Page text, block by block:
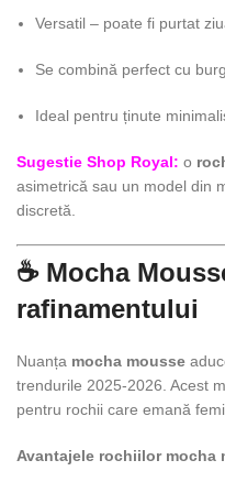
Versatil – poate fi purtat
Se combină perfect cu
Ideal pentru ținute
Sugestie Shop Royal: o
asimetrică sau un model din
discretă.
☕ Mocha
rafinamentului
Nuanța mocha mousse
trendurile 2025-2026. Acest
pentru rochii care emană
Avantajele rochiilor mocha